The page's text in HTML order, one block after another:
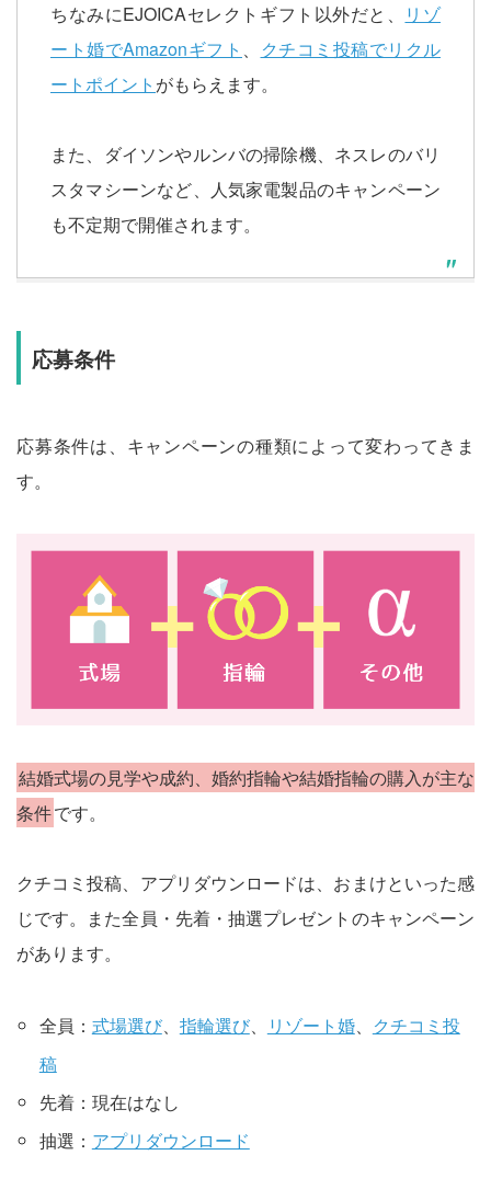
ちなみにEJOICAセレクトギフト以外だと、
リゾ
ート婚でAmazonギフト 、
クチコミ投稿でリクル
ートポイント がもらえます。
また、ダイソンやルンバの掃除機、ネスレのバリ
スタマシーンなど、人気家電製品のキャンペーン
も不定期で開催されます。
応募条件
応募条件は、キャンペーンの種類によって変わってきま
す。
結婚式場の見学や成約、婚約指輪や結婚指輪の購入が主な
条件です。
クチコミ投稿、アプリダウンロードは、おまけといった感
じです。また全員・先着・抽選プレゼントのキャンペーン
があります。
全員： 式場選び、 指輪選び、 リゾート婚、 クチコミ投
稿
先着：現在はなし
抽選： アプリダウンロード